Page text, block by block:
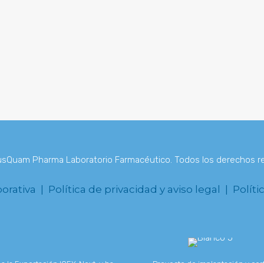
Pharma Laboratorio Farmacéutico. Todos los derechos
| Política de privacidad y aviso legal |